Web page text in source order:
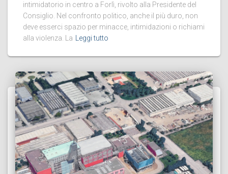
intimidatorio in centro a Forlì, rivolto alla Presidente del
Consiglio. Nel confronto politico, anche il più duro, non
deve esserci spazio per minacce, intimidazioni o richiami
alla violenza. La
Leggi tutto